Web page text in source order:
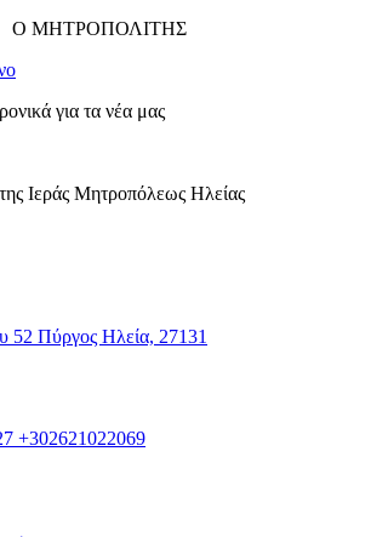
Ο ΜΗΤΡΟΠΟΛΙΤΗΣ
για τα νέα μας
Ιεράς Μητροπόλεως Ηλείας
52 Πύργος Ηλεία, 27131
+302621022069